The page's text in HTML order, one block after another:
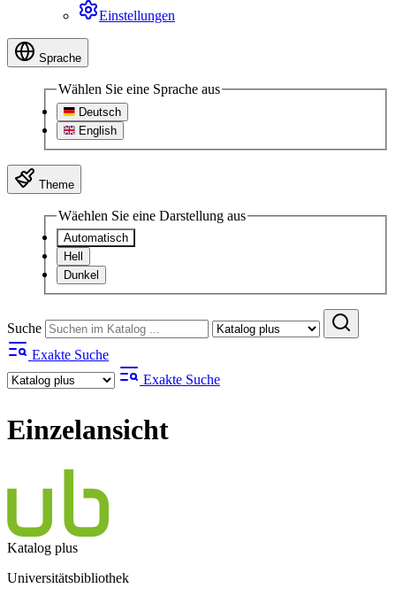
Einstellungen
Sprache
Wählen Sie eine Sprache aus
Deutsch
English
Theme
Wäehlen Sie eine Darstellung aus
Automatisch
Hell
Dunkel
Suche
Exakte Suche
Exakte Suche
Einzelansicht
Katalog plus
Universitätsbibliothek